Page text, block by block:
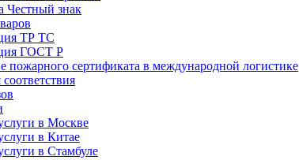
Честный знак
ТР ТС
ГОСТ Р
пожарного сертификата в международной логистике
в Москве
в Китае
в Стамбуле